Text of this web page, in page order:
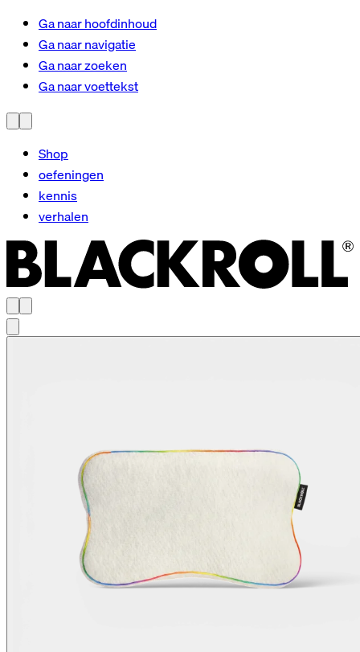
Ga naar hoofdinhoud
Ga naar navigatie
Ga naar zoeken
Ga naar voettekst
Shop
oefeningen
kennis
verhalen